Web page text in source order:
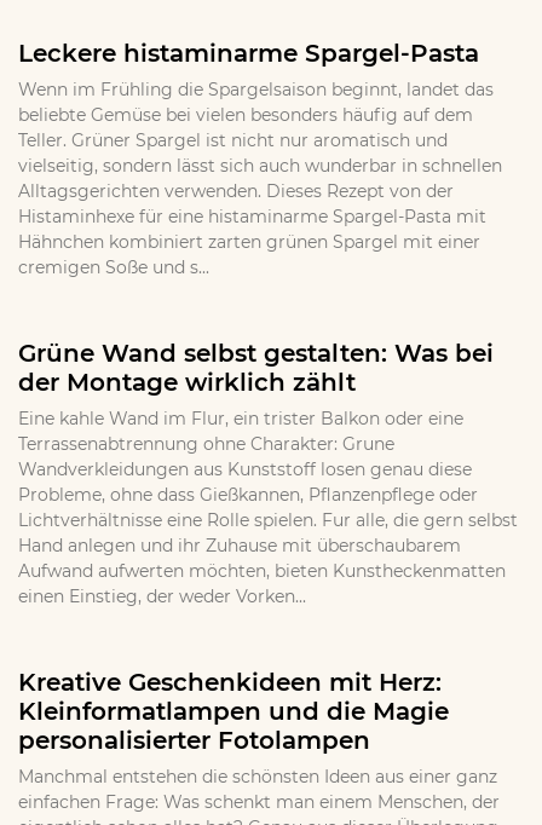
Leckere histaminarme Spargel-Pasta
Wenn im Frühling die Spargelsaison beginnt, landet das
beliebte Gemüse bei vielen besonders häufig auf dem
Teller. Grüner Spargel ist nicht nur aromatisch und
vielseitig, sondern lässt sich auch wunderbar in schnellen
Alltagsgerichten verwenden. Dieses Rezept von der
Histaminhexe für eine histaminarme Spargel-Pasta mit
Hähnchen kombiniert zarten grünen Spargel mit einer
cremigen Soße und s...
Grüne Wand selbst gestalten: Was bei
der Montage wirklich zählt
Eine kahle Wand im Flur, ein trister Balkon oder eine
Terrassenabtrennung ohne Charakter: Grune
Wandverkleidungen aus Kunststoff losen genau diese
Probleme, ohne dass Gießkannen, Pflanzenpflege oder
Lichtverhältnisse eine Rolle spielen. Fur alle, die gern selbst
Hand anlegen und ihr Zuhause mit überschaubarem
Aufwand aufwerten möchten, bieten Kunstheckenmatten
einen Einstieg, der weder Vorken...
Kreative Geschenkideen mit Herz:
Kleinformatlampen und die Magie
personalisierter Fotolampen
Manchmal entstehen die schönsten Ideen aus einer ganz
einfachen Frage: Was schenkt man einem Menschen, der